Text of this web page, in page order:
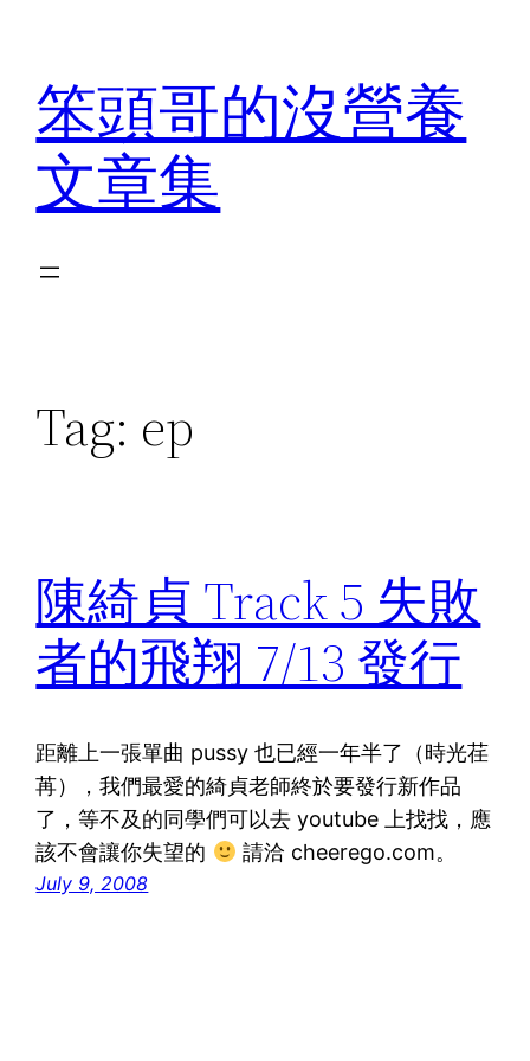
content
笨頭哥的沒營養
文章集
Tag: ep
陳綺貞 Track 5 失敗
者的飛翔 7/13 發行
距離上一張單曲 pussy 也已經一年半了（時光荏
苒），我們最愛的綺貞老師終於要發行新作品
了，等不及的同學們可以去 youtube 上找找，應
該不會讓你失望的
請洽 cheerego.com。
July 9, 2008